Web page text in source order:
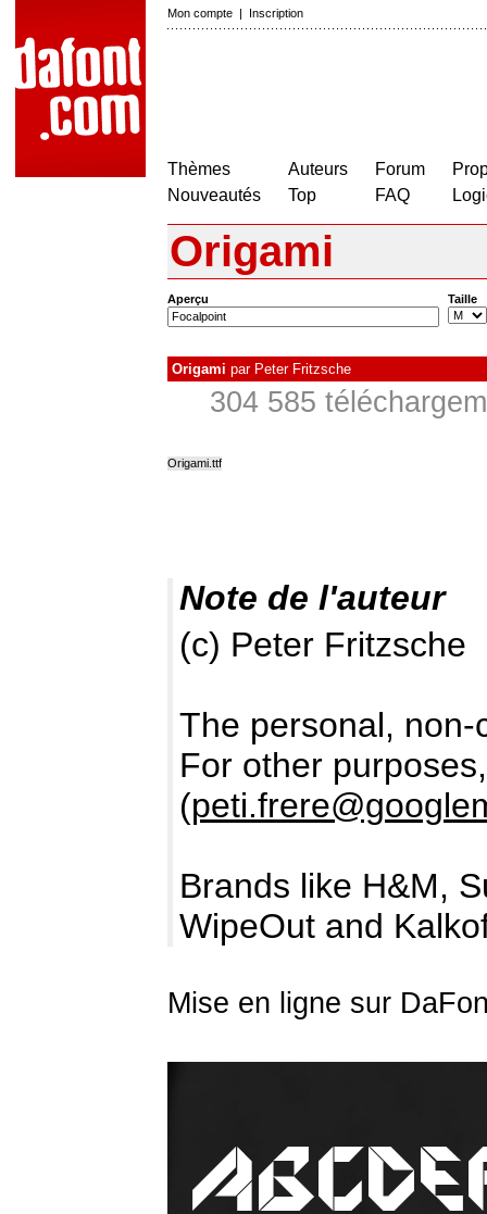
Mon compte | Inscription
Thèmes
Nouveautés
Auteurs
Top
Forum
FAQ
Origami
Aperçu Taille
Origami par Peter Fritzsche
304 585
Origami.ttf
Note de l'auteur
(c) Peter Fritzsche
The personal,
For other
(
Brands like H&M,
WipeOut and
Mise en ligne sur